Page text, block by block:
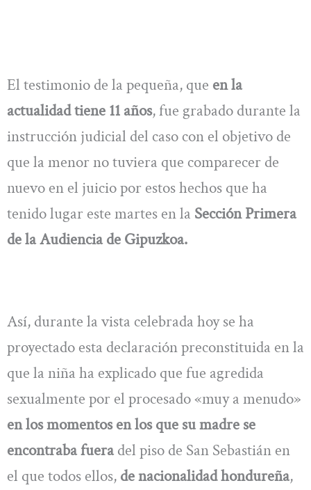
El testimonio de la pequeña, que en la
actualidad tiene 11 años, fue grabado durante la
instrucción judicial del caso con el objetivo de
que la menor no tuviera que comparecer de
nuevo en el juicio por estos hechos que ha
tenido lugar este martes en la Sección Primera
de la Audiencia de Gipuzkoa.
Así, durante la vista celebrada hoy se ha
proyectado esta declaración preconstituida en la
que la niña ha explicado que fue agredida
sexualmente por el procesado «muy a menudo»
en los momentos en los que su madre se
encontraba fueradel piso de San Sebastián en
el que todos ellos, de nacionalidad hondureña,